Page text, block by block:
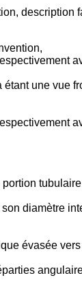
description
une vue
diamètre
évasée